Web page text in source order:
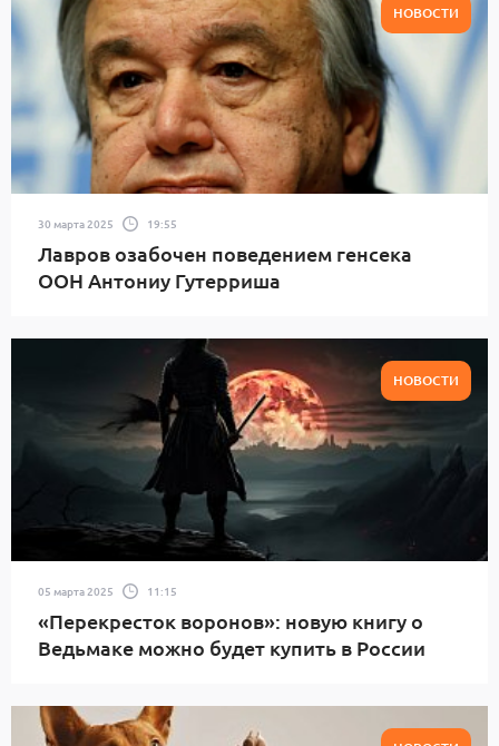
НОВОСТИ
30 марта 2025 19:55
Лавров озабочен поведением генсека
ООН Антониу Гутерриша
НОВОСТИ
05 марта 2025 11:15
«Перекресток воронов»: новую книгу о
Ведьмаке можно будет купить в России